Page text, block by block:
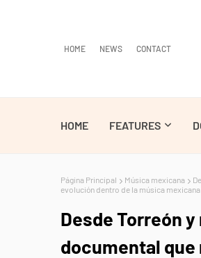
HOME NEWS CONTACT
HOME FEATURES
Página Principal Música mexicana
evolución dentro de la música mexicana
Desde Torreón
documental